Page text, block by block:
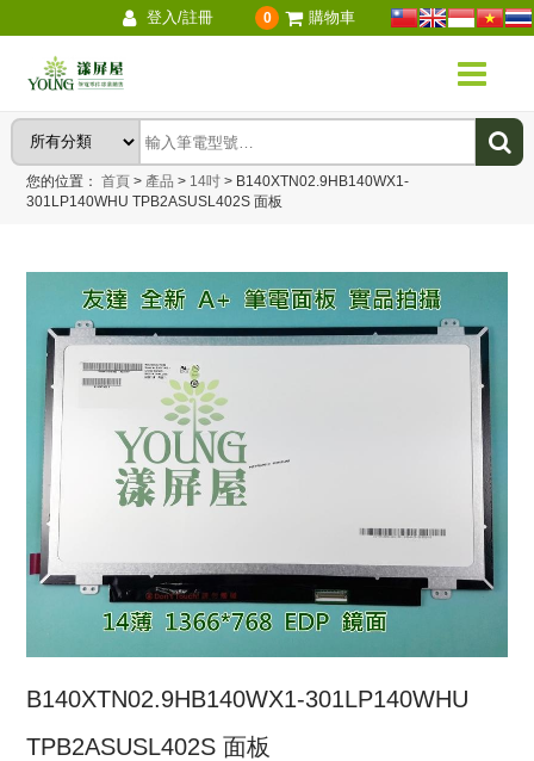
登入/註冊 0 購物車
您的位置：首頁 > 產品 > 14吋 > B140XTN02.9HB140WX1-
301LP140WHU TPB2ASUSL402S 面板
B140XTN02.9HB140WX1-301LP140WHU
TPB2ASUSL402S 面板